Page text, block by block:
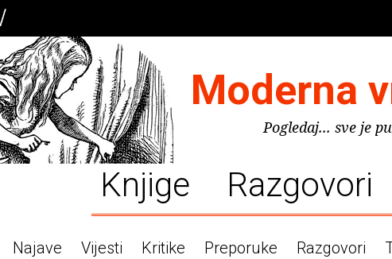
Moderna
Pogledaj... sve je
Knjige Razgovori
Najave Vijesti Kritike Preporuke Razgovori